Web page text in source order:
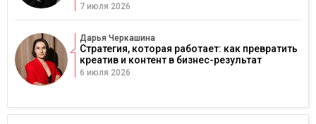
7 июля 2026
Дарья Черкашина
Стратегия, которая работает: как превратить
креатив и контент в бизнес-результат
6 июля 2026